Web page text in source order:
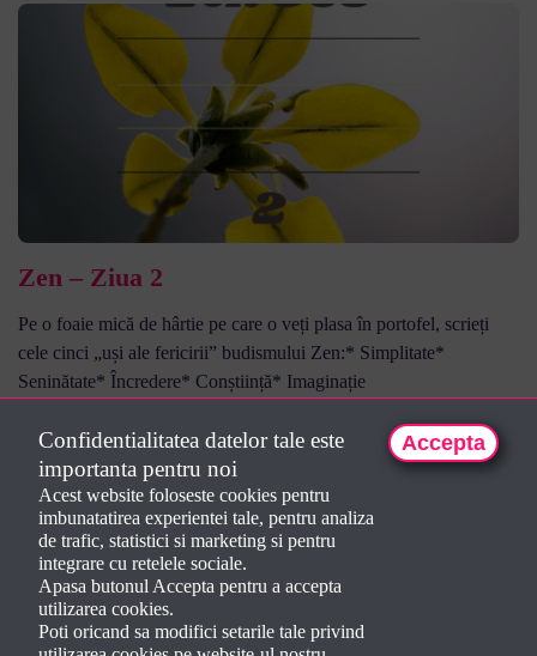
Zen – Ziua 2
Pe o foaie mică de hârtie pe care o veți plasa în portofel, scrieți
cele cinci „uși ale fericirii” budismului Zen:* Simplitate*
Seninătate* Încredere* Conștiință* Imaginație
No comments
Confidentialitatea datelor tale este
importanta pentru noi
Acest website foloseste cookies pentru
imbunatatirea experientei tale, pentru analiza
de trafic, statistici si marketing si pentru
integrare cu retelele sociale.
Apasa butonul Accepta pentru a accepta
utilizarea cookies.
Poti oricand sa modifici setarile tale privind
Accepta